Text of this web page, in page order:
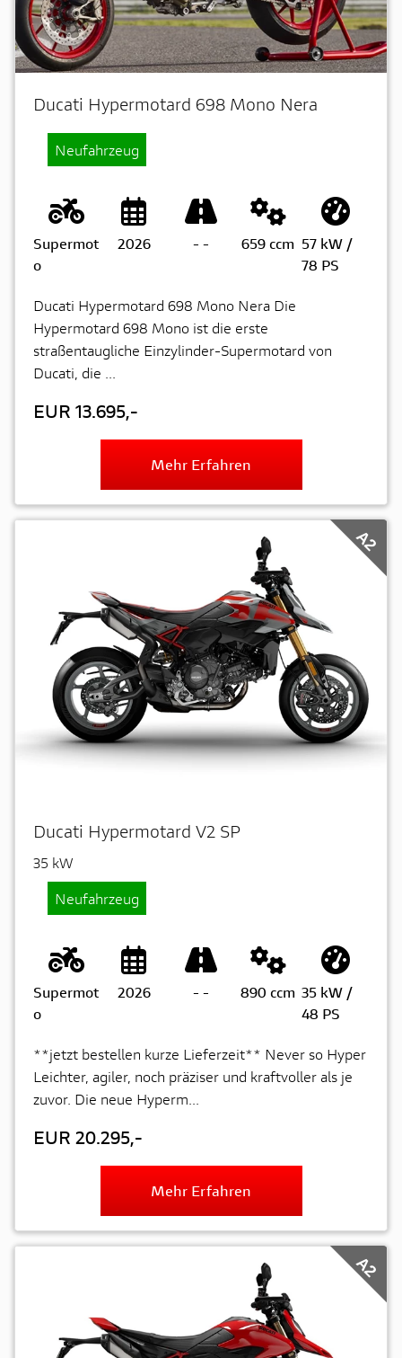
Ducati Hypermotard 698 Mono Nera
Neufahrzeug
Supermot
o
2026 - - 659 ccm 57 kW /
78 PS
Ducati Hypermotard 698 Mono Nera Die
Hypermotard 698 Mono ist die erste
straßentaugliche Einzylinder-Supermotard von
Ducati, die ...
EUR 13.695,-
Mehr Erfahren
Ducati Hypermotard V2 SP
35 kW
Neufahrzeug
Supermot
o
2026 - - 890 ccm 35 kW /
48 PS
**jetzt bestellen kurze Lieferzeit** Never so Hyper
Leichter, agiler, noch präziser und kraftvoller als je
zuvor. Die neue Hyperm...
EUR 20.295,-
Mehr Erfahren
A2
A2